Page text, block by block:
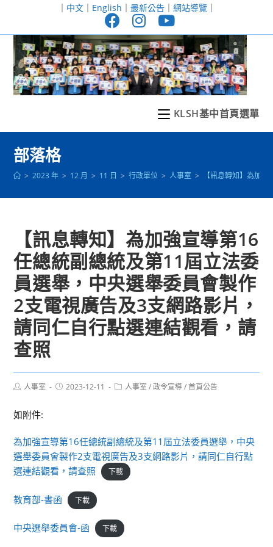
至
｜ 中文｜ English ｜ 最新公告｜ 網站導覽｜
KLSH基中首頁選單
部落格
> 2023 年 > 12 月 > 11 日 > 行政單位 > 人事室 > 【訊息轉知】為加
【訊息轉知】為加強宣導第16
任總統副總統及第11屆立法委
員選舉，中央選舉委員會製作
2支電視廣告及3支網路影片，
請同仁自行點選連結觀看，請
查照
Post人事室
Post2023-12-11
Post人事室 / 政令宣導 / 首頁公告
如附件:
為加強宣導第16任總統副總統及第11屆立法委員選舉，中央
選舉委員會製作2支電視廣告及3支網路影片，請同仁自行點
選連結觀看，請查照
下載
教育部-書函 下載
中央選舉委員會-函 下載